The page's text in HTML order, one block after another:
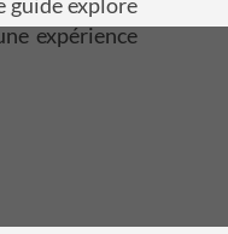
expérience